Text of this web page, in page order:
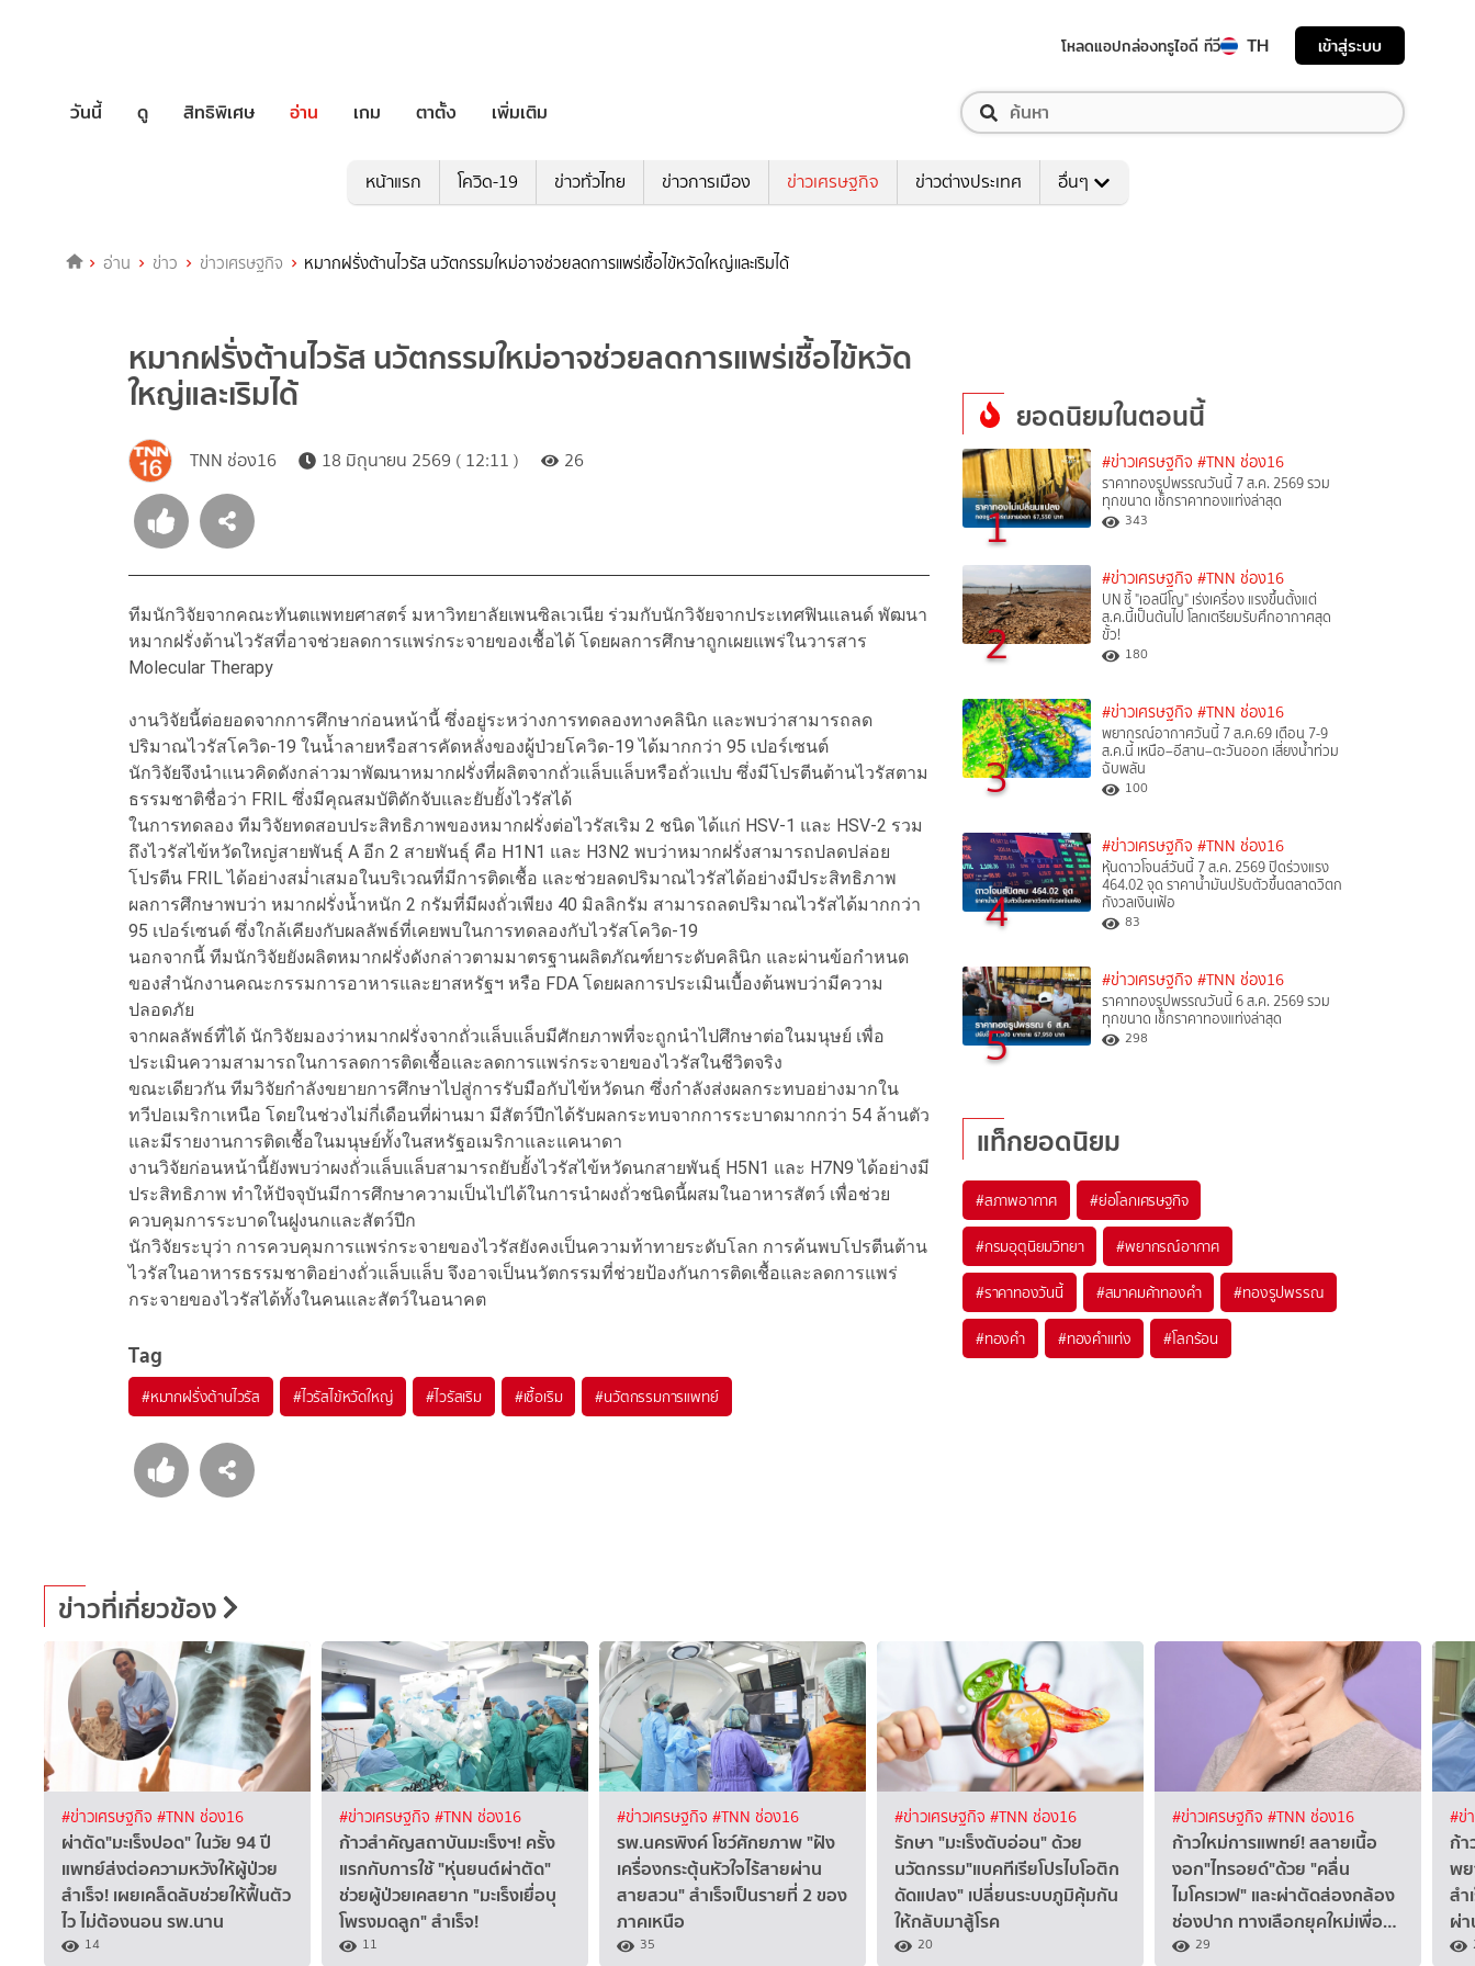
โหลดแอปกล่องทรูไอดี ทีวี TH เข้าสู่ระบบ
วันนี้ ดู สิทธิพิเศษ อ่าน เกม ตาตั้ง เพิ่มเติม
หน้าแรก โควิด-19 ข่าวทั่วไทย ข่าวการเมือง ข่าวเศรษฐกิจ ข่าวต่างประเทศ อื่นๆ
อ่าน ข่าว ข่าวเศรษฐกิจ หมากฝรั่งต้านไวรัส นวัตกรรมใหม่อาจช่วยลดการแพร่เชื้อไข้หวัดใหญ่และเริมได้
หมากฝรั่งต้านไวรัส นวัตกรรมใหม่อาจช่วยลดการแพร่เชื้อไข้หวัด
ใหญ่และเริมได้
TNN ช่อง16 18 มิถุนายน 2569 ( 12:11 ) 26
ทีมนักวิจัยจากคณะทันตแพทยศาสตร์ มหาวิทยาลัยเพนซิลเวเนีย ร่วมกับนักวิจัยจากประเทศฟินแลนด์ พัฒนา
หมากฝรั่งต้านไวรัสที่อาจช่วยลดการแพร่กระจายของเชื้อได้ โดยผลการศึกษาถูกเผยแพร่ในวารสาร
Molecular Therapy
งานวิจัยนี้ต่อยอดจากการศึกษาก่อนหน้านี้ ซึ่งอยู่ระหว่างการทดลองทางคลินิก และพบว่าสามารถลด
ปริมาณไวรัสโควิด-19 ในน้ำลายหรือสารคัดหลั่งของผู้ป่วยโควิด-19 ได้มากกว่า 95 เปอร์เซนต์
นักวิจัยจึงนำแนวคิดดังกล่าวมาพัฒนาหมากฝรั่งที่ผลิตจากถั่วแล็บแล็บหรือถั่วแปบ ซึ่งมีโปรตีนต้านไวรัสตาม
ธรรมชาติชื่อว่า FRIL ซึ่งมีคุณสมบัติดักจับและยับยั้งไวรัสได้
ในการทดลอง ทีมวิจัยทดสอบประสิทธิภาพของหมากฝรั่งต่อไวรัสเริม 2 ชนิด ได้แก่ HSV-1 และ HSV-2 รวม
ถึงไวรัสไข้หวัดใหญ่สายพันธุ์ A อีก 2 สายพันธุ์ คือ H1N1 และ H3N2 พบว่าหมากฝรั่งสามารถปลดปล่อย
โปรตีน FRIL ได้อย่างสม่ำเสมอในบริเวณที่มีการติดเชื้อ และช่วยลดปริมาณไวรัสได้อย่างมีประสิทธิภาพ
ผลการศึกษาพบว่า หมากฝรั่งน้ำหนัก 2 กรัมที่มีผงถั่วเพียง 40 มิลลิกรัม สามารถลดปริมาณไวรัสได้มากกว่า
95 เปอร์เซนต์ ซึ่งใกล้เคียงกับผลลัพธ์ที่เคยพบในการทดลองกับไวรัสโควิด-19
นอกจากนี้ ทีมนักวิจัยยังผลิตหมากฝรั่งดังกล่าวตามมาตรฐานผลิตภัณฑ์ยาระดับคลินิก และผ่านข้อกำหนด
ของสำนักงานคณะกรรมการอาหารและยาสหรัฐฯ หรือ FDA โดยผลการประเมินเบื้องต้นพบว่ามีความ
ปลอดภัย
จากผลลัพธ์ที่ได้ นักวิจัยมองว่าหมากฝรั่งจากถั่วแล็บแล็บมีศักยภาพที่จะถูกนำไปศึกษาต่อในมนุษย์ เพื่อ
ประเมินความสามารถในการลดการติดเชื้อและลดการแพร่กระจายของไวรัสในชีวิตจริง
ขณะเดียวกัน ทีมวิจัยกำลังขยายการศึกษาไปสู่การรับมือกับไข้หวัดนก ซึ่งกำลังส่งผลกระทบอย่างมากใน
ทวีปอเมริกาเหนือ โดยในช่วงไม่กี่เดือนที่ผ่านมา มีสัตว์ปีกได้รับผลกระทบจากการระบาดมากกว่า 54 ล้านตัว
และมีรายงานการติดเชื้อในมนุษย์ทั้งในสหรัฐอเมริกาและแคนาดา
งานวิจัยก่อนหน้านี้ยังพบว่าผงถั่วแล็บแล็บสามารถยับยั้งไวรัสไข้หวัดนกสายพันธุ์ H5N1 และ H7N9 ได้อย่างมี
ประสิทธิภาพ ทำให้ปัจจุบันมีการศึกษาความเป็นไปได้ในการนำผงถั่วชนิดนี้ผสมในอาหารสัตว์ เพื่อช่วย
ควบคุมการระบาดในฝูงนกและสัตว์ปีก
นักวิจัยระบุว่า การควบคุมการแพร่กระจายของไวรัสยังคงเป็นความท้าทายระดับโลก การค้นพบโปรตีนต้าน
ไวรัสในอาหารธรรมชาติอย่างถั่วแล็บแล็บ จึงอาจเป็นนวัตกรรมที่ช่วยป้องกันการติดเชื้อและลดการแพร่
กระจายของไวรัสได้ทั้งในคนและสัตว์ในอนาคต
Tag
#หมากฝรั่งต้านไวรัส #ไวรัสไข้หวัดใหญ่ #ไวรัสเริม #เชื้อเริม #นวัตกรรมการแพทย์
ยอดนิยมในตอนนี้
1
#ข่าวเศรษฐกิจ #TNN ช่อง16
ราคาทองรูปพรรณวันนี้ 7 ส.ค. 2569 รวม
ทุกขนาด เช็กราคาทองแท่งล่าสุด
343
2
#ข่าวเศรษฐกิจ #TNN ช่อง16
UN ชี้ "เอลนีโญ" เร่งเครื่อง แรงขึ้นตั้งแต่
ส.ค.นี้เป็นต้นไป โลกเตรียมรับศึกอากาศสุด
ขั้ว!
180
3
#ข่าวเศรษฐกิจ #TNN ช่อง16
พยากรณ์อากาศวันนี้ 7 ส.ค.69 เตือน 7-9
ส.ค.นี้ เหนือ–อีสาน–ตะวันออก เสี่ยงน้ำท่วม
ฉับพลัน
100
4
#ข่าวเศรษฐกิจ #TNN ช่อง16
หุ้นดาวโจนส์วันนี้ 7 ส.ค. 2569 ปิดร่วงแรง
464.02 จุด ราคาน้ำมันปรับตัวขึ้นตลาดวิตก
กังวลเงินเฟ้อ
83
5
#ข่าวเศรษฐกิจ #TNN ช่อง16
ราคาทองรูปพรรณวันนี้ 6 ส.ค. 2569 รวม
ทุกขนาด เช็กราคาทองแท่งล่าสุด
298
แท็กยอดนิยม
#สภาพอากาศ #ย่อโลกเศรษฐกิจ
#กรมอุตุนิยมวิทยา #พยากรณ์อากาศ
#ราคาทองวันนี้ #สมาคมค้าทองคำ #ทองรูปพรรณ
#ทองคำ #ทองคำแท่ง #โลกร้อน
ข่าวที่เกี่ยวข้อง
#ข่าวเศรษฐกิจ #TNN ช่อง16
ผ่าตัด"มะเร็งปอด" ในวัย 94 ปี
แพทย์ส่งต่อความหวังให้ผู้ป่วย
สำเร็จ! เผยเคล็ดลับช่วยให้ฟื้นตัว
ไว ไม่ต้องนอน รพ.นาน
14
#ข่าวเศรษฐกิจ #TNN ช่อง16
ก้าวสำคัญสถาบันมะเร็งฯ! ครั้ง
แรกกับการใช้ "หุ่นยนต์ผ่าตัด"
ช่วยผู้ป่วยเคสยาก "มะเร็งเยื่อบุ
โพรงมดลูก" สำเร็จ!
11
#ข่าวเศรษฐกิจ #TNN ช่อง16
รพ.นครพิงค์ โชว์ศักยภาพ "ฝัง
เครื่องกระตุ้นหัวใจไร้สายผ่าน
สายสวน" สำเร็จเป็นรายที่ 2 ของ
ภาคเหนือ
35
#ข่าวเศรษฐกิจ #TNN ช่อง16
รักษา "มะเร็งตับอ่อน" ด้วย
นวัตกรรม"แบคทีเรียโปรไบโอติก
ดัดแปลง" เปลี่ยนระบบภูมิคุ้มกัน
ให้กลับมาสู้โรค
20
#ข่าวเศรษฐกิจ #TNN ช่อง16
ก้าวใหม่การแพทย์! สลายเนื้อ
งอก"ไทรอยด์"ด้วย "คลื่น
ไมโครเวฟ" และผ่าตัดส่องกล้อง
ช่องปาก ทางเลือกยุคใหม่เพื่อ…
29
#ข่
ก้า
พย
สำ
ผ่